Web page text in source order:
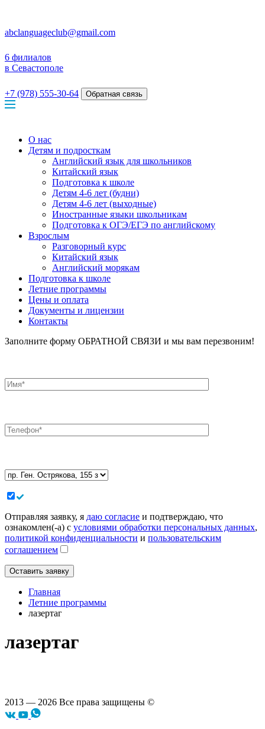
abclanguageclub@gmail.com
6 филиалов
в Севастополе
+7 (978) 555-30-64 Обратная связь
О нас
Детям и подросткам
Английский язык для школьников
Китайский язык
Подготовка к школе
Детям 4-6 лет (будни)
Детям 4-6 лет (выходные)
Иностранные языки школьникам
Подготовка к ОГЭ/ЕГЭ по английскому
Взрослым
Разговорный курс
Китайский язык
Английский морякам
Подготовка к школе
Летние программы
Цены и оплата
Документы и лицензии
Контакты
Заполните форму ОБРАТНОЙ СВЯЗИ и мы вам перезвоним!
Отправляя заявку, я даю согласие и подтверждаю, что
ознакомлен(-а) с условиями обработки персональных данных,
политикой конфиденциальности и пользовательским
соглашением
Главная
Летние программы
лазертаг
лазертаг
2013 — 2026 Все права защищены ©